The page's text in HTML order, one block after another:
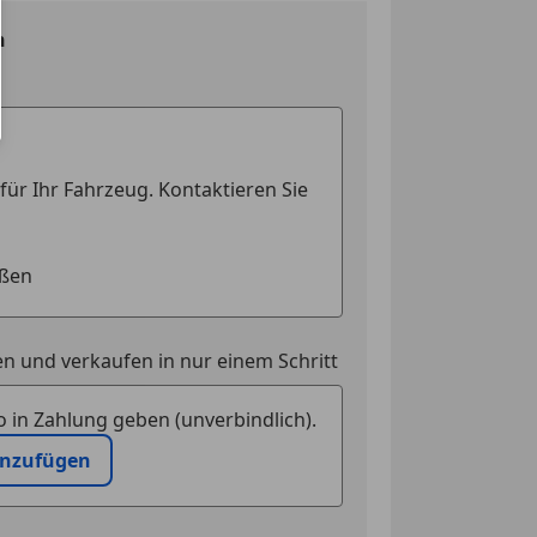
und verkaufen in nur einem Schritt
in Zahlung geben (unverbindlich).